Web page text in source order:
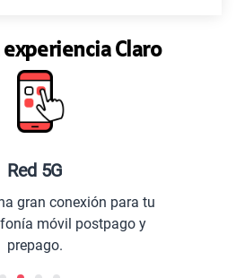
experiencia Claro
Red 5G
gran conexión para tu
móvil postpago y
prepago.